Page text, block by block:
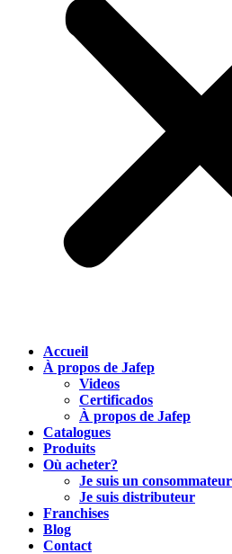
Accueil
À propos de Jafep
Videos
Certificados
À propos de Jafep
Catalogues
Produits
Où acheter?
Je suis un consommateur
Je suis distributeur
Franchises
Blog
Contact